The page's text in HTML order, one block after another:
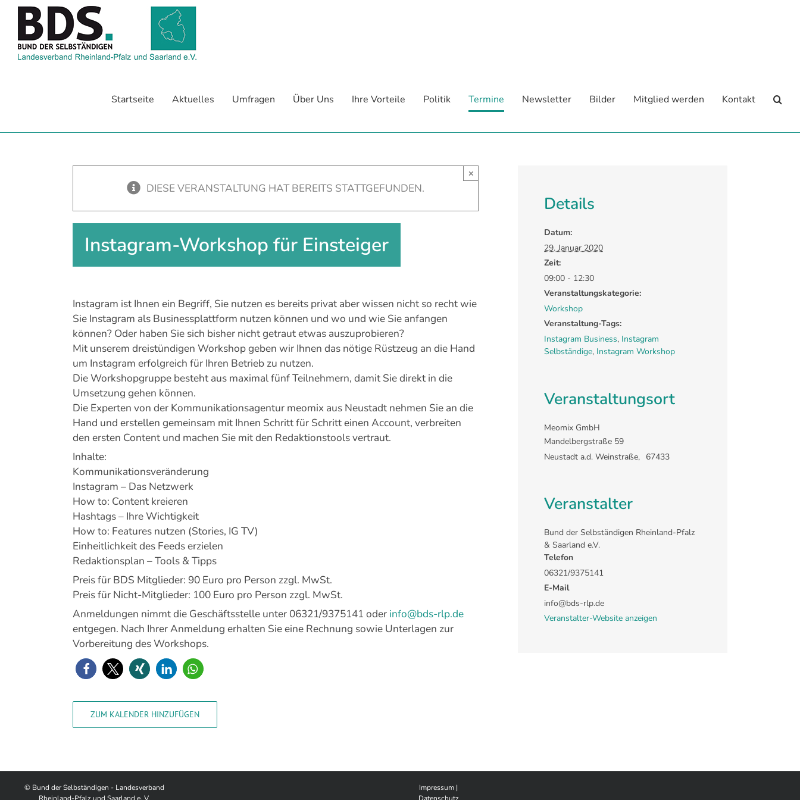
Zum
springen
Startseite Aktuelles Umfragen Über Uns Ihre Vorteile Politik Termine Newsletter Bilder Mitglied werden Kontakt
DIESE VERANSTALTUNG HAT BEREITS STATTGEFUNDEN.
×
Instagram-Workshop für Einsteiger
Instagram ist Ihnen ein Begriff, Sie nutzen es bereits privat aber wissen nicht so recht wie
Sie Instagram als Businessplattform nutzen können und wo und wie Sie anfangen
können? Oder haben Sie sich bisher nicht getraut etwas auszuprobieren?
Mit unserem dreistündigen Workshop geben wir Ihnen das nötige Rüstzeug an die Hand
um Instagram erfolgreich für Ihren Betrieb zu nutzen.
Die Workshopgruppe besteht aus maximal fünf Teilnehmern, damit Sie direkt in die
Umsetzung gehen können.
Die Experten von der Kommunikationsagentur meomix aus Neustadt nehmen Sie an die
Hand und erstellen gemeinsam mit Ihnen Schritt für Schritt einen Account, verbreiten
den ersten Content und machen Sie mit den Redaktionstools vertraut.
Inhalte:
Kommunikationsveränderung
Instagram – Das Netzwerk
How to: Content kreieren
Hashtags – Ihre Wichtigkeit
How to: Features nutzen (Stories, IG TV)
Einheitlichkeit des Feeds erzielen
Redaktionsplan – Tools & Tipps
Preis für BDS Mitglieder: 90 Euro pro Person zzgl. MwSt.
Preis für Nicht-Mitglieder: 100 Euro pro Person zzgl. MwSt.
Anmeldungen nimmt die Geschäftsstelle unter 06321/9375141 oder info@bds-rlp.de
entgegen. Nach Ihrer Anmeldung erhalten Sie eine Rechnung sowie Unterlagen zur
Vorbereitung des Workshops.
ZUM KALENDER HINZUFÜGEN
Details
Datum:
29. Januar 2020
Zeit:
09:00 - 12:30
Veranstaltungskategorie:
Workshop
Veranstaltung-Tags:
Instagram Business, Instagram
Selbständige, Instagram Workshop
Veranstaltungsort
Meomix GmbH
Mandelbergstraße 59
Neustadt a.d. Weinstraße, 67433
Veranstalter
Bund der Selbständigen Rheinland-Pfalz
& Saarland e.V.
Telefon
06321/9375141
E-Mail
info@bds-rlp.de
Veranstalter-Website anzeigen
© Bund der Selbständigen - Landesverband
Impressum |